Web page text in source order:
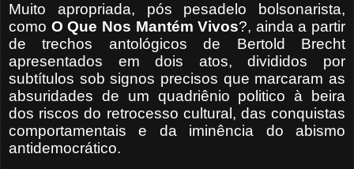
Muito apropriada, pós pesadelo bolsonarista,
como O Que Nos Mantém Vivos?, ainda a partir
de trechos antológicos de Bertold Brecht
apresentados em dois atos, divididos por
subtítulos sob signos precisos que marcaram as
absuridades de um quadriênio politico à beira
dos riscos do retrocesso cultural, das conquistas
comportamentais e da iminência do abismo
antidemocrático.